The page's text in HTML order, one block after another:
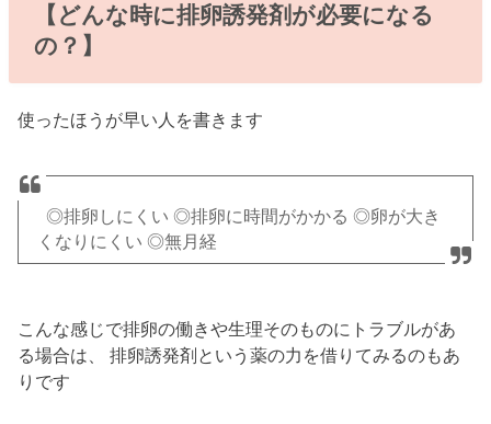
【どんな時に排卵誘発剤が必要になる
の？】
使ったほうが早い人を書きます
◎排卵しにくい ◎排卵に時間がかかる ◎卵が大き
くなりにくい ◎無月経
こんな感じで排卵の働きや生理そのものにトラブルがあ
る場合は、 排卵誘発剤という薬の力を借りてみるのもあ
りです